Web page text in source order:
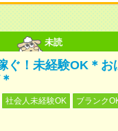
未読
ぐ！未経験OK＊お
社会人未経験OK
ブランク